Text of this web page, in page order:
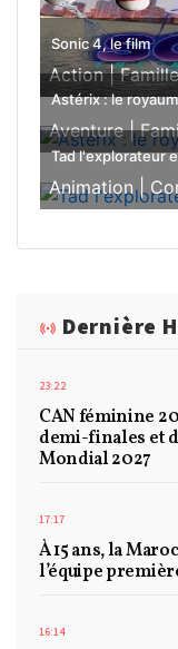
Sonic 4, le film
Action |
Astérix : le
Aventure |
Tad l'explorateur
Animation |
Dernière
23:22
CAN féminine
demi-finales et
Mondial 2027
17:17
À 15 ans, la
l’équipe
16:14